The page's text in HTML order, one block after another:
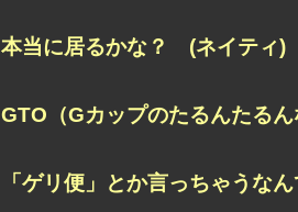
本当に居るかな？ (ネイティ)
GTO（Gカップのたるんたる
「ゲリ便」とか言っちゃうな